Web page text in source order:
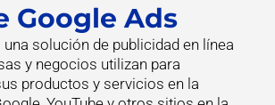
Google Ads
solución de publicidad en línea
y negocios utilizan para
productos y servicios en la